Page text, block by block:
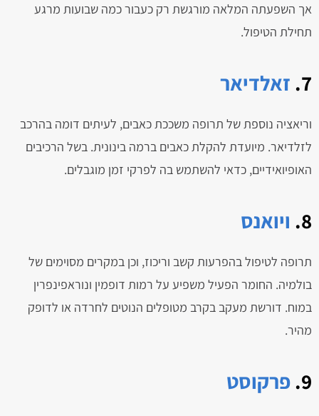
אך השפעתה המלאה מורגשת רק כעבור כמה שבועות מרגע
תחילת הטיפול.
7. זאלדיאר
וריאציה נוספת של תרופה משככת כאבים, לעיתים דומה בהרכב
לזלדיאר. מיועדת להקלת כאבים ברמה בינונית. בשל הרכיבים
האופיואידיים, כדאי להשתמש בה לפרקי זמן מוגבלים.
8. ויואנס
תרופה לטיפול בהפרעות קשב וריכוז, וכן במקרים מסוימים של
בולמיה. החומר הפעיל משפיע על רמות דופמין ונוראפינפרין
במוח. דורשת מעקב בקרב מטופלים הנוטים לחרדה או לדופק
מהיר.
9. פרקוסט